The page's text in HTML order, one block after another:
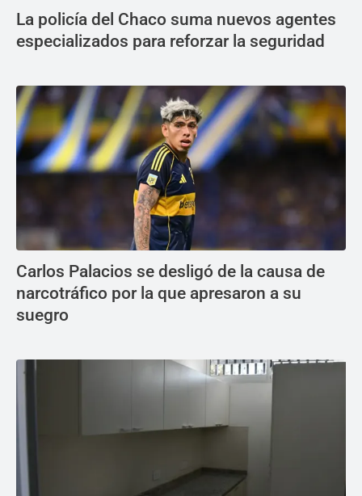
La policía del Chaco suma nuevos agentes
especializados para reforzar la seguridad
Carlos Palacios se desligó de la causa de
narcotráfico por la que apresaron a su
suegro